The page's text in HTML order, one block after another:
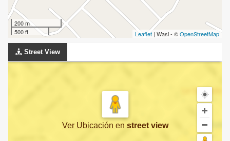
200 m
500 ft
Leaflet | Wasi - ©OpenStreetMap
Street View
Ver Ubicación en street view